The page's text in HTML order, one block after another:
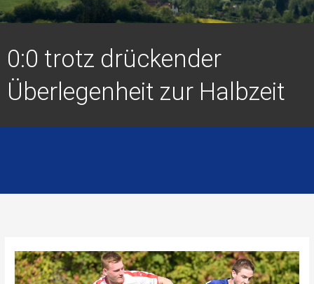
0:0 trotz drückender
Überlegenheit zur Halbzeit